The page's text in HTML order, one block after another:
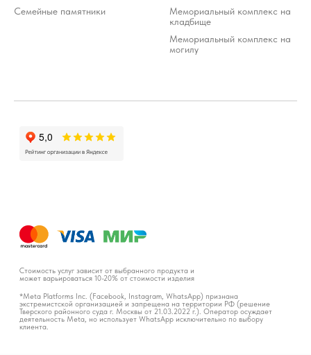
Семейные памятники
Мемориальный комплекс на
кладбище
Мемориальный комплекс на
могилу